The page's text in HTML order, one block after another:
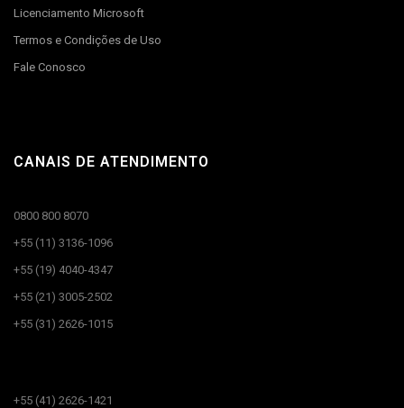
Licenciamento Microsoft
Termos e Condições de Uso
Fale Conosco
CANAIS DE ATENDIMENTO
0800 800 8070
+55 (11) 3136-1096
+55 (19) 4040-4347
+55 (21) 3005-2502
+55 (31) 2626-1015
+55 (41) 2626-1421